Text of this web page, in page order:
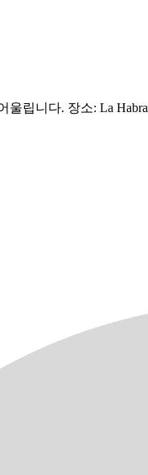
울립니다. 장소: La Habra